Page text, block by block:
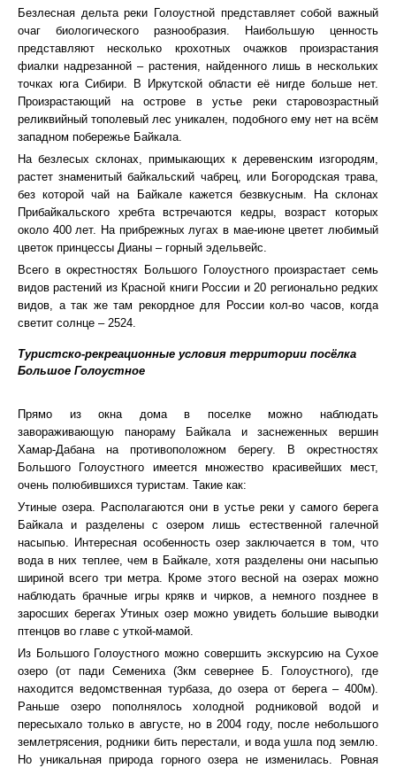
Безлесная дельта реки Голоустной представляет собой важный
очаг биологического разнообразия. Наибольшую ценность
представляют несколько крохотных очажков произрастания
фиалки надрезанной – растения, найденного лишь в нескольких
точках юга Сибири. В Иркутской области её нигде больше нет.
Произрастающий на острове в устье реки старовозрастный
реликвийный тополевый лес уникален, подобного ему нет на всём
западном побережье Байкала.
На безлесых склонах, примыкающих к деревенским изгородям,
растет знаменитый байкальский чабрец, или Богородская трава,
без которой чай на Байкале кажется безвкусным. На склонах
Прибайкальского хребта встречаются кедры, возраст которых
около 400 лет. На прибрежных лугах в мае-июне цветет любимый
цветок принцессы Дианы – горный эдельвейс.
Всего в окрестностях Большого Голоустного произрастает семь
видов растений из Красной книги России и 20 регионально редких
видов, а так же там рекордное для России кол-во часов, когда
светит солнце – 2524.
Туристско-рекреационные условия территории посёлка
Большое Голоустное
Прямо из окна дома в поселке можно наблюдать
завораживающую панораму Байкала и заснеженных вершин
Хамар-Дабана на противоположном берегу. В окрестностях
Большого Голоустного имеется множество красивейших мест,
очень полюбившихся туристам. Такие как:
Утиные озера. Располагаются они в устье реки у самого берега
Байкала и разделены с озером лишь естественной галечной
насыпью. Интересная особенность озер заключается в том, что
вода в них теплее, чем в Байкале, хотя разделены они насыпью
шириной всего три метра. Кроме этого весной на озерах можно
наблюдать брачные игры крякв и чирков, а немного позднее в
заросших берегах Утиных озер можно увидеть большие выводки
птенцов во главе с уткой-мамой.
Из Большого Голоустного можно совершить экскурсию на Сухое
озеро (от пади Семениха (3км севернее Б. Голоустного), где
находится ведомственная турбаза, до озера от берега – 400м).
Раньше озеро пополнялось холодной родниковой водой и
пересыхало только в августе, но в 2004 году, после небольшого
землетрясения, родники бить перестали, и вода ушла под землю.
Но уникальная природа горного озера не изменилась. Ровная